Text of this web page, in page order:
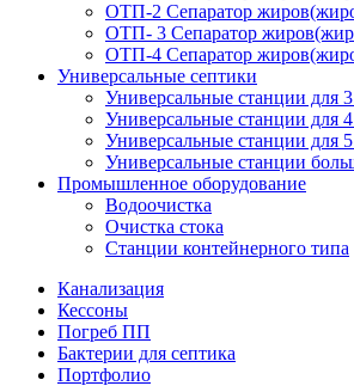
ОТП-2 Сепаратор
ОТП- 3 Сепаратор
ОТП-4 Сепаратор
Универсальные септики
Универсальные станции для
Универсальные станции для
Универсальные станции для
Универсальные станции
Промышленное оборудование
Водоочистка
Очистка стока
Станции контейнерного типа
Канализация
Кессоны
Погреб ПП
Бактерии для септика
Портфолио